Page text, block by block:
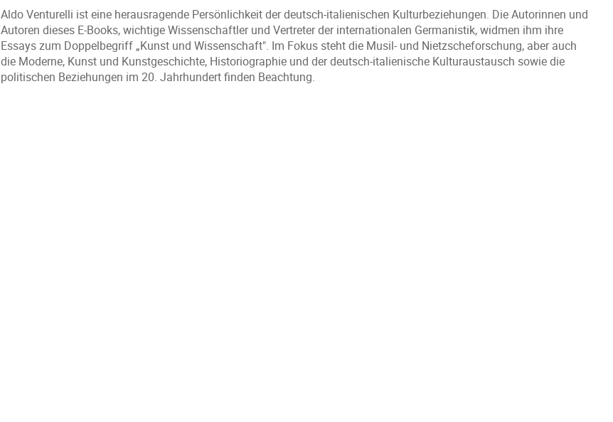
Aldo Venturelli ist eine herausragende Persönlichkeit der deutsch-italienischen Kulturbeziehungen. Die Autorinnen und
Autoren dieses E-Books, wichtige Wissenschaftler und Vertreter der internationalen Germanistik, widmen ihm ihre
Essays zum Doppelbegriff „Kunst und Wissenschaft". Im Fokus steht die Musil- und Nietzscheforschung, aber auch
die Moderne, Kunst und Kunstgeschichte, Historiographie und der deutsch-italienische Kulturaustausch sowie die
politischen Beziehungen im 20. Jahrhundert finden Beachtung.